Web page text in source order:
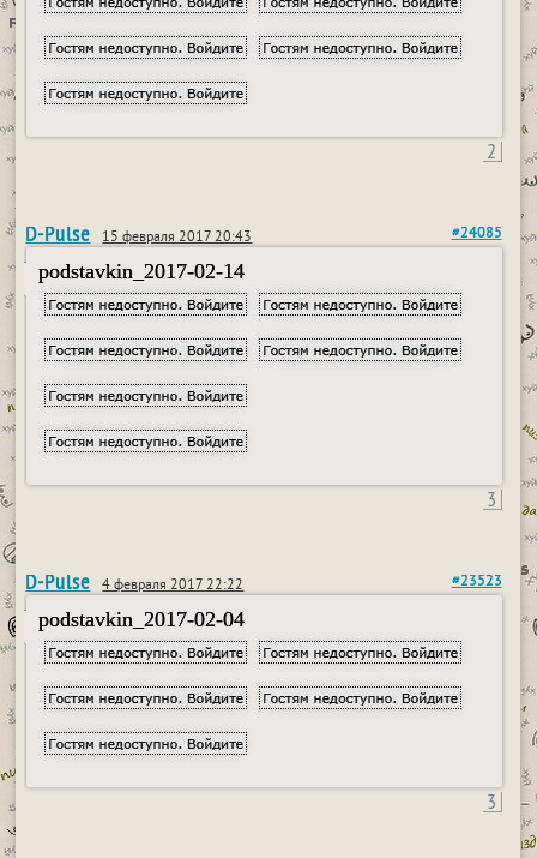
2
D-Pulse 15 февраля 2017 20:43 #24085
podstavkin_2017-02-14
3
D-Pulse 4 февраля 2017 22:22 #23523
podstavkin_2017-02-04
3